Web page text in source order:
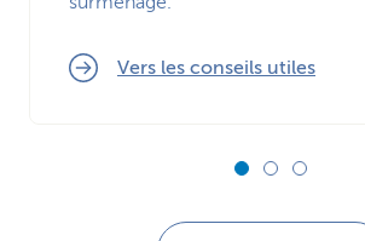
Vers les conseils utiles